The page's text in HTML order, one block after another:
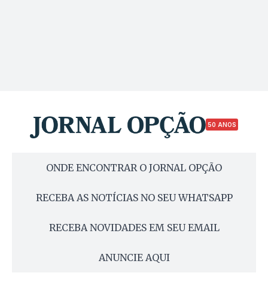
50 ANOS
ONDE ENCONTRAR O JORNAL OPÇÃO
RECEBA AS NOTÍCIAS NO SEU WHATSAPP
RECEBA NOVIDADES EM SEU EMAIL
ANUNCIE AQUI